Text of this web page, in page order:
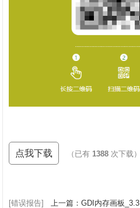
点我下载 （已有 1388 次下载）
[错误报告] 上一篇：GDI内存画板_3.3